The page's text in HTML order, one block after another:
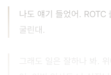
나도 얘기 들었어. ROTC
굴린대.
그래도 일은 잘하나 봐.